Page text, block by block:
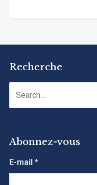
Recherche
Abonnez-vous
E-mail *